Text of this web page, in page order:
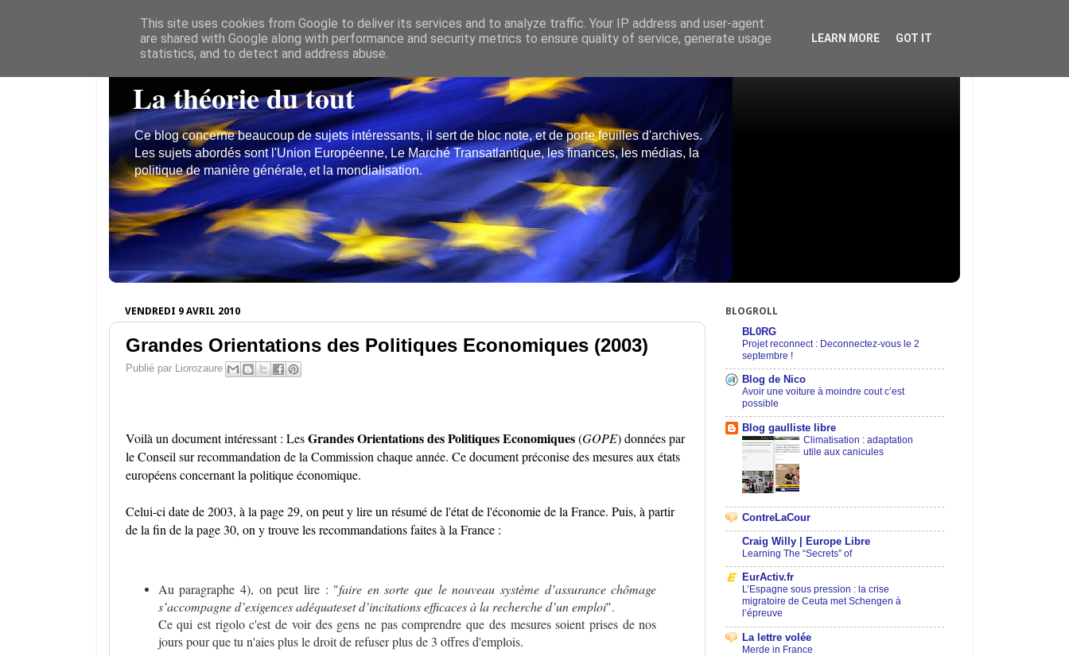
La théorie du tout
Ce blog concerne beaucoup de sujets intéressants, il sert de bloc note, et de porte feuilles d'archives.
Les sujets abordés sont l'Union Européenne, Le Marché Transatlantique, les finances, les médias, la
politique de manière générale, et la mondialisation.
VENDREDI 9 AVRIL 2010
Grandes Orientations des Politiques Economiques (2003)
Publié par Liorozaure
Voilà un document intéressant : LesGrandes Orientations des Politiques Economiques(GOPE) données par
le Conseil sur recommandation de la Commission chaque année. Ce document préconise des mesures aux états
européens concernant la politique économique.
Celui-ci date de 2003, à la page 29, on peut y lire un résumé de l'état de l'économie de la France. Puis, à partir
de la fin de la page 30, on y trouve les recommandations faites à la France :
Au paragraphe 4), on peut lire : "faire en sorte que le nouveau système d’assurance chômage
s’accompagne d’exigences adéquateset d’incitations efficaces à la recherche d’un emploi".
Ce qui est rigolo c'est de voir des gens ne pas comprendre que des mesures soient prises de nos
jours pour que tu n'aies plus le droit de refuser plus de 3 offres d'emplois.
BLOGROLL
BL0RG
Projet reconnect : Deconnectez-vous le 2
septembre !
Blog de Nico
Avoir une voiture à moindre cout c’est
possible
Blog gaulliste libre
Climatisation : adaptation
utile aux canicules
ContreLaCour
Craig Willy | Europe Libre
Learning The “Secrets” of
EurActiv.fr
L’Espagne sous pression : la crise
migratoire de Ceuta met Schengen à
l’épreuve
La lettre volée
Merde in France
This site uses cookies from Google to deliver its services and to analyze traffic. Your IP address and user-agent
are shared with Google along with performance and security metrics to ensure quality of service, generate usage
statistics, and to detect and address abuse.
LEARN MORE GOT IT